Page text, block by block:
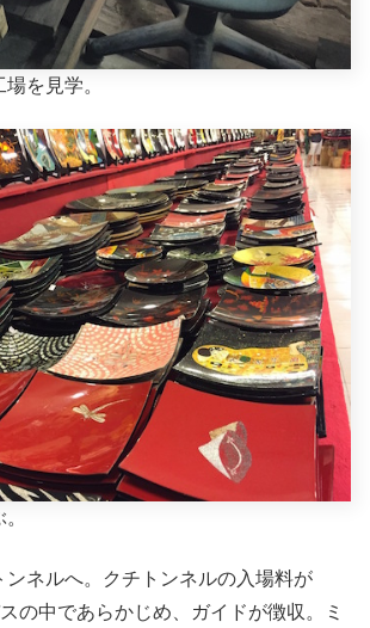
を見学。
ンネルへ。クチトンネルの入場料が
の中であらかじめ、ガイドが徴収。ミ